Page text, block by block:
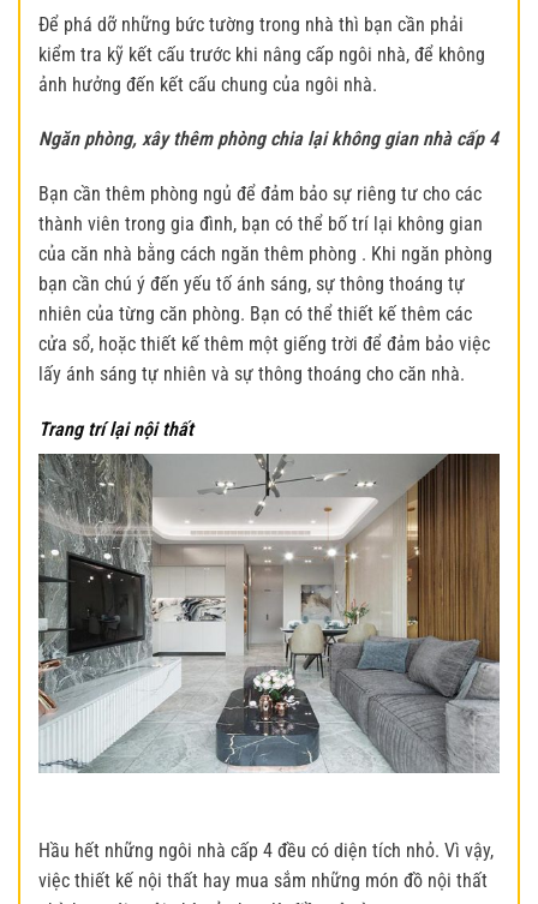
Để phá dỡ những bức tường trong nhà thì bạn cần phải
kiểm tra kỹ kết cấu trước khi nâng cấp ngôi nhà, để không
ảnh hưởng đến kết cấu chung của ngôi nhà.
Ngăn phòng, xây thêm phòng chia lại không gian nhà cấp 4
Bạn cần thêm phòng ngủ để đảm bảo sự riêng tư cho các
thành viên trong gia đình, bạn có thể bố trí lại không gian
của căn nhà bằng cách ngăn thêm phòng . Khi ngăn phòng
bạn cần chú ý đến yếu tố ánh sáng, sự thông thoáng tự
nhiên của từng căn phòng. Bạn có thể thiết kế thêm các
cửa sổ, hoặc thiết kế thêm một giếng trời để đảm bảo việc
lấy ánh sáng tự nhiên và sự thông thoáng cho căn nhà.
Trang trí lại nội thất
Hầu hết những ngôi nhà cấp 4 đều có diện tích nhỏ. Vì vậy,
việc thiết kế nội thất hay mua sắm những món đồ nội thất